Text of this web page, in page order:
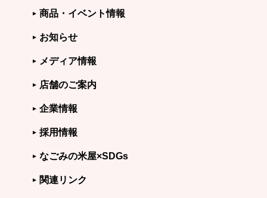
商品・イベント情報
お知らせ
メディア情報
店舗のご案内
企業情報
採用情報
なごみの米屋×SDGs
関連リンク